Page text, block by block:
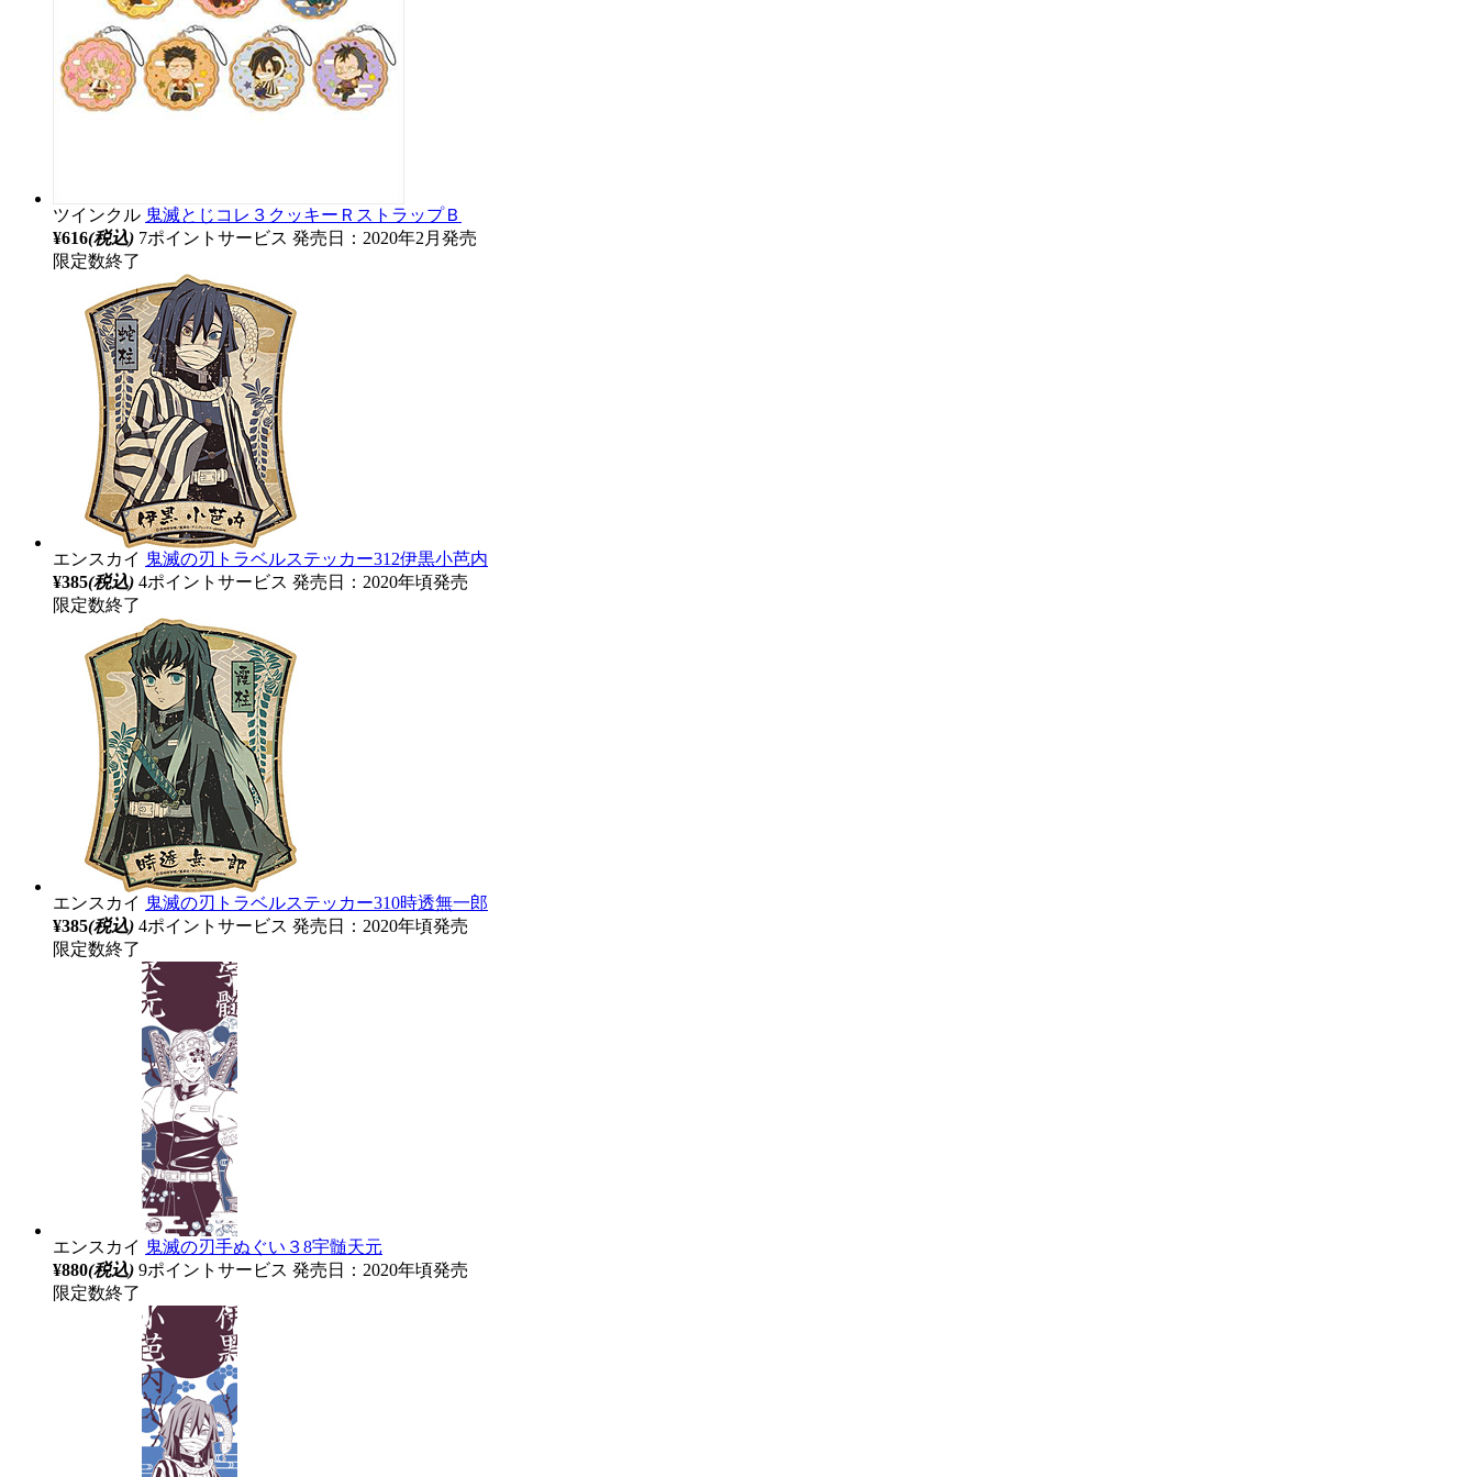
ツインクル 鬼滅とじコレ３クッキーＲストラップＢ
¥616(税込) 7ポイントサービス 発売日：2020年2月発売
限定数終了
エンスカイ 鬼滅の刃トラベルステッカー312伊黒小芭内
¥385(税込) 4ポイントサービス 発売日：2020年頃発売
限定数終了
エンスカイ 鬼滅の刃トラベルステッカー310時透無一郎
¥385(税込) 4ポイントサービス 発売日：2020年頃発売
限定数終了
エンスカイ 鬼滅の刃手ぬぐい３8宇髄天元
¥880(税込) 9ポイントサービス 発売日：2020年頃発売
限定数終了